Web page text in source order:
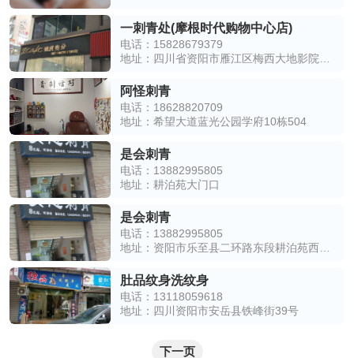
一刺青处(摩根时代购物中心店)
电话：15828679379
阿怪刺青
电话：18628820709
地址：希望大道蓝光公园学府10栋504
是会刺青
电话：13882995805
地址：耕泊苑大门口
是会刺青
电话：13882995805
肚品纹身洗纹身
电话：13118059618
地址：四川资阳市安岳县铁峰街39号
下一页